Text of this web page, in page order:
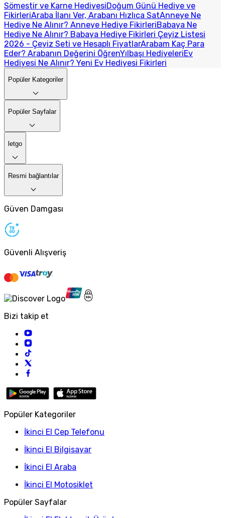
Sömestir ve Karne HediyesiDoğum Günü Hediye ve
FikirleriAraba İlanı Ver, Arabanı Hızlıca SatAnneye Ne
Hediye Ne Alınır? Anneye Hediye FikirleriBabaya Ne
Hediye Ne Alınır? Babaya Hediye Fikirleri Çeyiz Listesi
2026 - Çeyiz Seti ve Hesaplı FiyatlarArabam Kaç Para
Eder? Arabanın Değerini ÖğrenYılbaşı HediyeleriEv
Hediyesi Ne Alınır? Yeni Ev Hediyesi Fikirleri
Popüler Kategoriler
Popüler Sayfalar
letgo
Resmi bağlantılar
Güven Damgası
Güvenli Alışveriş
Bizi takip et
Popüler Kategoriler
İkinci El Cep Telefonu
İkinci El Bilgisayar
İkinci El Araba
İkinci El Motosiklet
Popüler Sayfalar